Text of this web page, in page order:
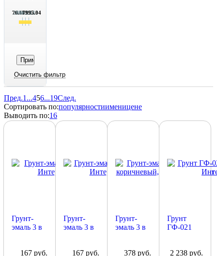
76.13
2056.13
4035.13
6015.13
7995.04
Пред.1 ...456...19След.
Сортировать по:популярностиименицене
Выводить по:16
Грунт-
эмаль 3 в
1 кг167 руб.
Грунт-
эмаль 3 в
1 кг167 руб.
Грунт-
эмаль 3 в
Интерьер,
378 руб.
Грунт
ГФ-021
Интерьер
2 238 руб.